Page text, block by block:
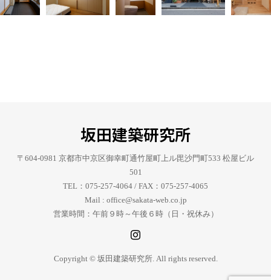
坂田建築研究所
〒604-0981 京都市中京区御幸町通竹屋町上ル毘沙門町533 松屋ビル
501
TEL：075-257-4064 / FAX：075-257-4065
Mail : office@sakata-web.co.jp
営業時間：午前９時～午後６時（日・祝休み）
Copyright © 坂田建築研究所. All rights reserved.